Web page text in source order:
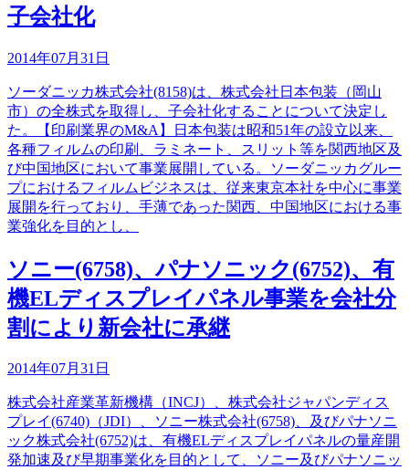
子会社化
2014年07月31日
ソーダニッカ株式会社(8158)は、株式会社日本包装（岡山
市）の全株式を取得し、子会社化することについて決定し
た。【印刷業界のM&A】日本包装は昭和51年の設立以来、
各種フィルムの印刷、ラミネート、スリット等を関西地区及
び中国地区において事業展開している。ソーダニッカグルー
プにおけるフィルムビジネスは、従来東京本社を中心に事業
展開を行っており、手薄であった関西、中国地区における事
業強化を目的とし、
ソニー(6758)、パナソニック(6752)、有
機ELディスプレイパネル事業を会社分
割により新会社に承継
2014年07月31日
株式会社産業革新機構（INCJ）、株式会社ジャパンディス
プレイ(6740)（JDI）、ソニー株式会社(6758)、及びパナソニ
ック株式会社(6752)は、有機ELディスプレイパネルの量産開
発加速及び早期事業化を目的として、ソニー及びパナソニッ